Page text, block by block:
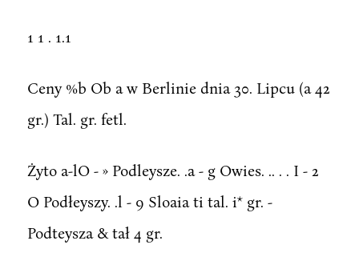
1 1 . 1.1
Ceny %b Ob a w Berlinie dnia 30. Lipcu (a 42
gr.) Tal. gr. fetl.
Żyto a-lO - » Podleysze. .a - g Owies. .. . . I - 2
O Podłeyszy. .l - 9 Sloaia ti tal. i* gr. -
Podteysza & tał 4 gr.